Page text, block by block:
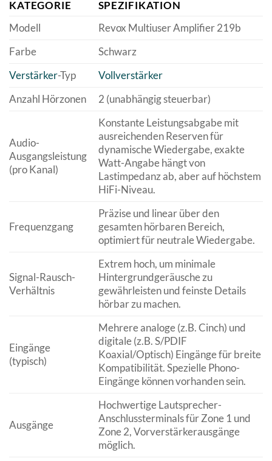
KATEGORIE
SPEZIFIKATION
Modell
Revox Multiuser Amplifier 219b
Farbe
Schwarz
Verstärker-Typ
Vollverstärker
Anzahl Hörzonen
2 (unabhängig steuerbar)
Audio-
Ausgangsleistung
(pro Kanal)
Konstante Leistungsabgabe mit
ausreichenden Reserven für
dynamische Wiedergabe, exakte
Watt-Angabe hängt von
Lastimpedanz ab, aber auf höchstem
HiFi-Niveau.
Frequenzgang
Präzise und linear über den
gesamten hörbaren Bereich,
optimiert für neutrale Wiedergabe.
Signal-Rausch-
Verhältnis
Extrem hoch, um minimale
Hintergrundgeräusche zu
gewährleisten und feinste Details
hörbar zu machen.
Eingänge
(typisch)
Mehrere analoge (z.B. Cinch) und
digitale (z.B. S/PDIF
Koaxial/Optisch) Eingänge für breite
Kompatibilität. Spezielle Phono-
Eingänge können vorhanden sein.
Ausgänge
Hochwertige Lautsprecher-
Anschlussterminals für Zone 1 und
Zone 2, Vorverstärkerausgänge
möglich.